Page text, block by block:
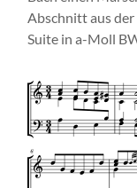
Abschnitt aus der
Suite in a-Moll